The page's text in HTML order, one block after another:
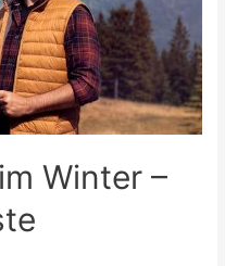
Winter –